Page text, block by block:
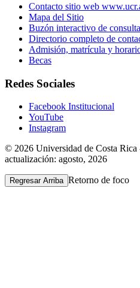
Contacto sitio web
Mapa del Sitio
Buzón interactivo de
Directorio completo de
Admisión, matrícula y
Becas
Redes Sociales
Facebook Institucional
YouTube
Instagram
© 2026 Universidad de Costa Rica
actualización: agosto, 2026
Regresar Arriba Retorno de foco